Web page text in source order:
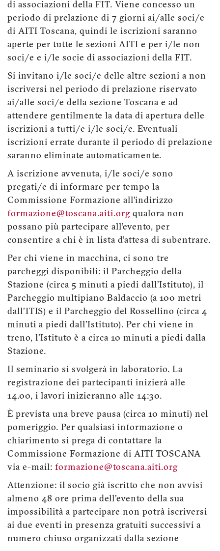
di associazioni della FIT. Viene concesso un
periodo di prelazione di 7 giorni ai/alle soci/e
di AITI Toscana, quindi le iscrizioni saranno
aperte per tutte le sezioni AITI e per i/le non
soci/e e i/le socie di associazioni della FIT.
Si invitano i/le soci/e delle altre sezioni a non
iscriversi nel periodo di prelazione riservato
ai/alle soci/e della sezione Toscana e ad
attendere gentilmente la data di apertura delle
iscrizioni a tutti/e i/le soci/e. Eventuali
iscrizioni errate durante il periodo di prelazione
saranno eliminate automaticamente.
A iscrizione avvenuta, i/le soci/e sono
pregati/e di informare per tempo la
Commissione Formazione all’indirizzo
formazione@toscana.aiti.org qualora non
possano più partecipare all’evento, per
consentire a chi è in lista d’attesa di subentrare.
Per chi viene in macchina, ci sono tre
parcheggi disponibili: il Parcheggio della
Stazione (circa 5 minuti a piedi dall’Istituto), il
Parcheggio multipiano Baldaccio (a 100 metri
dall'ITIS) e il Parcheggio del Rossellino (circa 4
minuti a piedi dall’Istituto). Per chi viene in
treno, l’Istituto è a circa 10 minuti a piedi dalla
Stazione.
Il seminario si svolgerà in laboratorio. La
registrazione dei partecipanti inizierà alle
14.00, i lavori inizieranno alle 14:30.
È prevista una breve pausa (circa 10 minuti) nel
pomeriggio. Per qualsiasi informazione o
chiarimento si prega di contattare la
Commissione Formazione di AITI TOSCANA
via e-mail: formazione@toscana.aiti.org
Attenzione: il socio già iscritto che non avvisi
almeno 48 ore prima dell'evento della sua
impossibilità a partecipare non potrà iscriversi
ai due eventi in presenza gratuiti successivi a
numero chiuso organizzati dalla sezione